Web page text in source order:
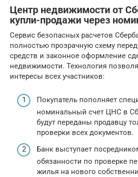
Центр недвижимости от
купли-продажи через
Сервис безопасных расчетов
полностью прозрачную схему
средств и законное оформление
недвижимости. Технология
интересы всех участников:
Покупатель пополняет
номинальный счет ЦНС в
будут переданы продавцу
проверки всех документов.
Банк выступает
обязанности по проверке
жилья на нового